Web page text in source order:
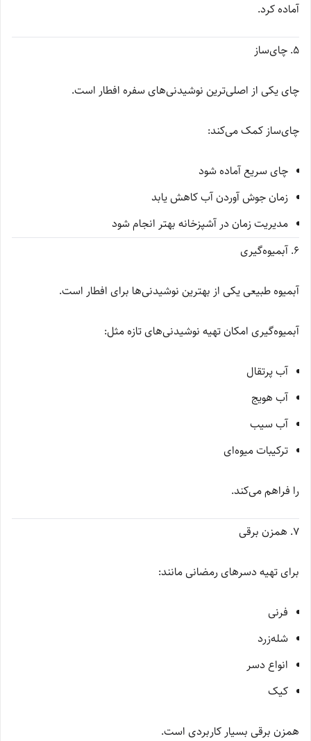
آماده کرد.
5. چای‌ساز
چای یکی از اصلی‌ترین نوشیدنی‌های سفره افطار است.
چای‌ساز کمک می‌کند:
چای سریع آماده شود
زمان جوش آوردن آب کاهش یابد
مدیریت زمان در آشپزخانه بهتر انجام شود
6. آبمیوه‌گیری
آبمیوه طبیعی یکی از بهترین نوشیدنی‌ها برای افطار است.
آبمیوه‌گیری امکان تهیه نوشیدنی‌های تازه مثل:
آب پرتقال
آب هویج
آب سیب
ترکیبات میوه‌ای
را فراهم می‌کند.
7. همزن برقی
برای تهیه دسرهای رمضانی مانند:
فرنی
شله‌زرد
انواع دسر
کیک
همزن برقی بسیار کاربردی است.